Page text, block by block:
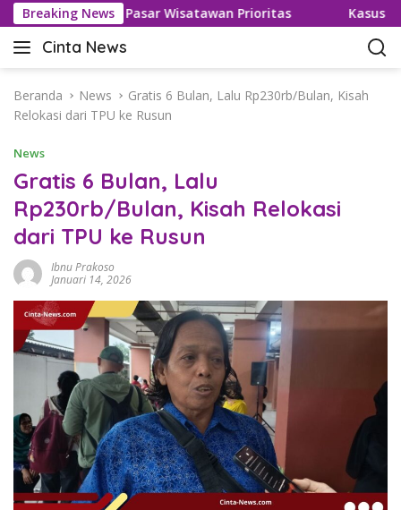
a
Breaking News
Visa untuk Pasar Wisatawan Prioritas Kasus
Cinta News
C
n
t
N
e
w
s
–
a
a
r
T
k
i
n
,
Beranda News
Gratis 6 Bulan, Lalu Rp230rb/Bulan, Kisah
Relokasi dari TPU ke Rusun
News
Gratis 6 Bulan, Lalu
Rp230rb/Bulan, Kisah Relokasi
dari TPU ke Rusun
Ibnu Prakoso
Januari 14, 2026